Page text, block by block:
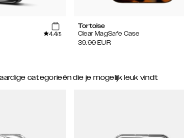
4.4/5
Tortoise
Clear MagSafe Case
39.99 EUR
categorieën die je mogelijk leuk vindt